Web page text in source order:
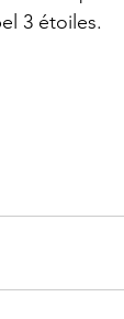
3 étoiles.